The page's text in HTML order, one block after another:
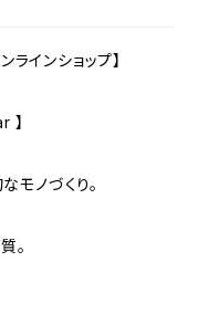
インショップ】
ノづくり。
。